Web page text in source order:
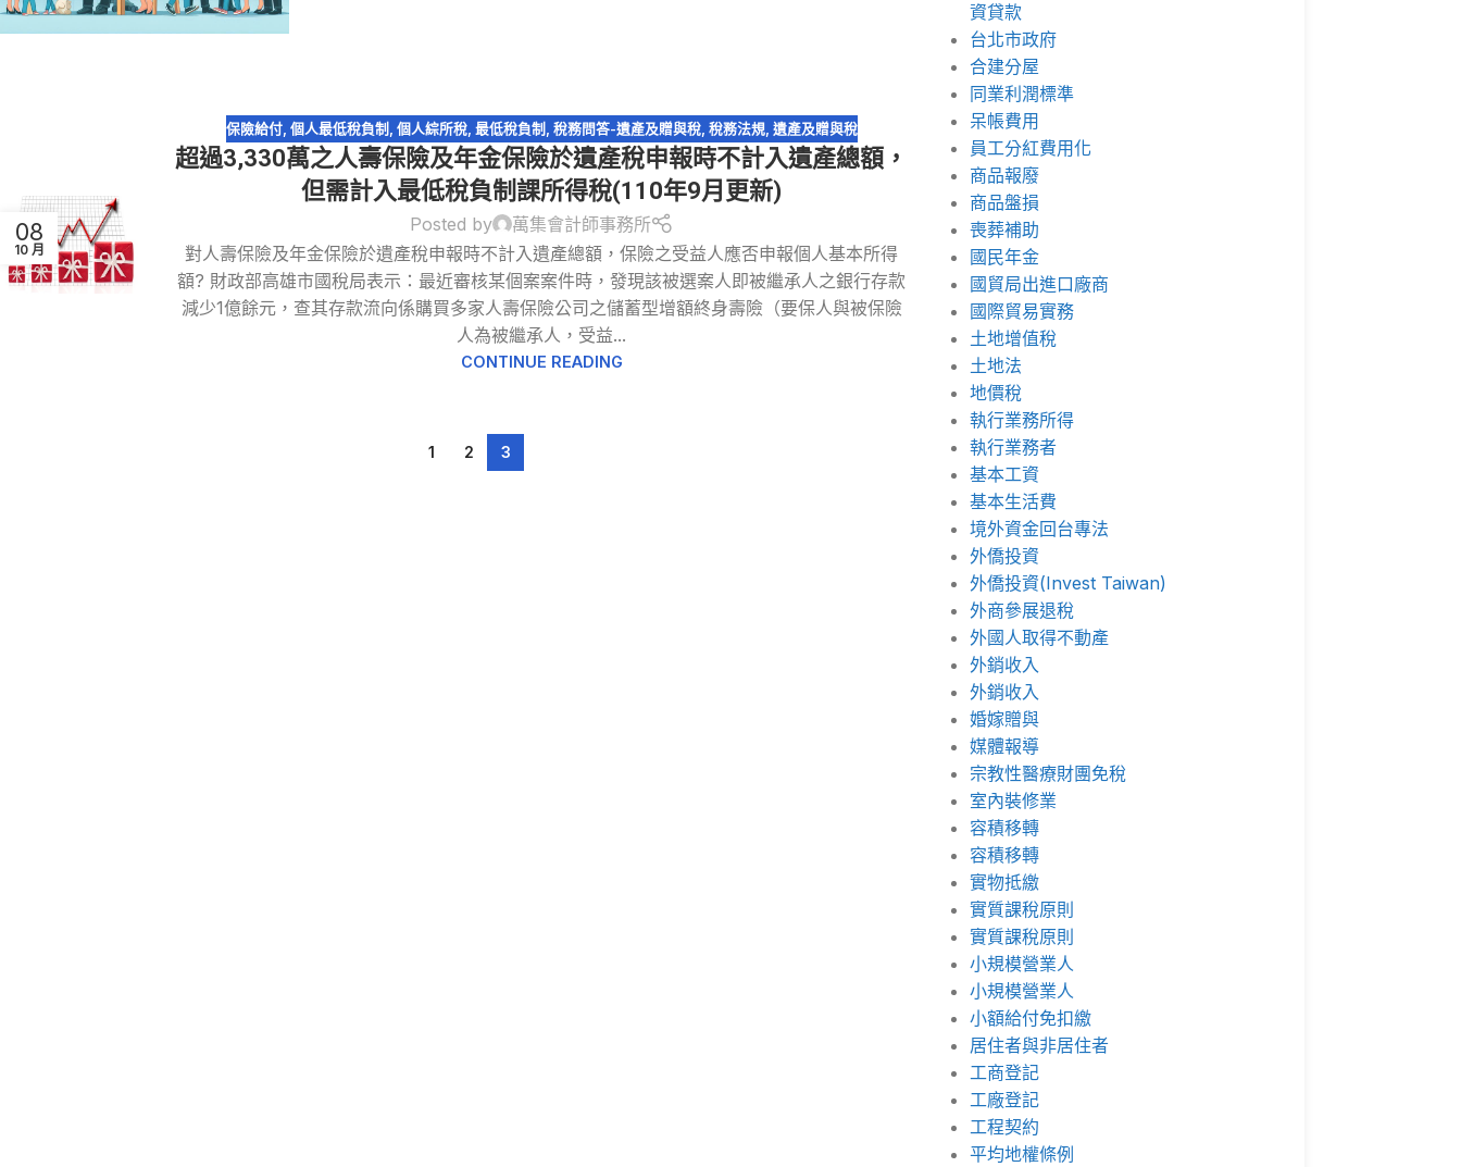
08
10 月
保險給付, 個人最低稅負制 個人綜所稅, 最低稅負制 稅務問答-遺產及贈與稅, 稅務法規, 遺產及贈與稅
超過3,330萬之人壽保險及年金保險於遺產稅申報時不計入遺產總額，
但需計入最低稅負制課所得稅(110年9月更新)
Posted by
萬集會計師事務所
對人壽保險及年金保險於遺產稅申報時不計入遺產總額，保險之受益人應否申報個人基本所得
額? 財政部高雄市國稅局表示：最近審核某個案案件時，發現該被選案人即被繼承人之銀行存款
減少1億餘元，查其存款流向係購買多家人壽保險公司之儲蓄型增額終身壽險（要保人與被保險
人為被繼承人，受益...
CONTINUE READING
1 2 3
資貸款
台北市政府
合建分屋
同業利潤標準
呆帳費用
員工分紅費用化
商品報廢
商品盤損
喪葬補助
國民年金
國貿局出進口廠商
國際貿易實務
土地增值稅
土地法
地價稅
執行業務所得
執行業務者
基本工資
基本生活費
境外資金回台專法
外僑投資
外僑投資(Invest Taiwan)
外商參展退稅
外國人取得不動產
外銷收入
外銷收入
婚嫁贈與
媒體報導
宗教性醫療財團免稅
室內裝修業
容積移轉
容積移轉
實物抵繳
實質課稅原則
實質課稅原則
小規模營業人
小規模營業人
小額給付免扣繳
居住者與非居住者
工商登記
工廠登記
工程契約
平均地權條例